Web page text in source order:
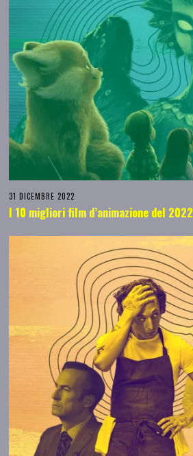
31 DICEMBRE 2022
I 10 migliori film d’animazione del 2022